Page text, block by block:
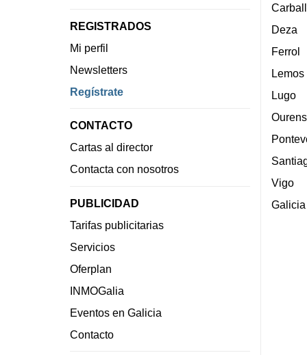
REGISTRADOS
Mi perfil
Newsletters
Regístrate
CONTACTO
Cartas al director
Contacta con nosotros
PUBLICIDAD
Tarifas publicitarias
Servicios
Oferplan
INMOGalia
Eventos en Galicia
Contacto
Deza
Ferrol
Lemos
Lugo
Vigo